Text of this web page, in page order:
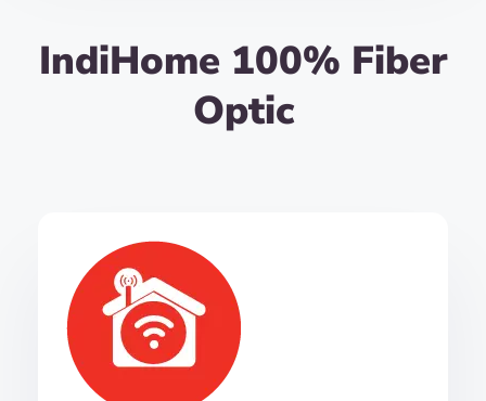
IndiHome 100% Fiber
Optic